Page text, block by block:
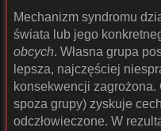
Mechanizm syndromu
świata lub jego
obcych. Własna grupa
lepsza, najczęściej
konsekwencji
spoza grupy) zyskuje
odczłowieczone. W